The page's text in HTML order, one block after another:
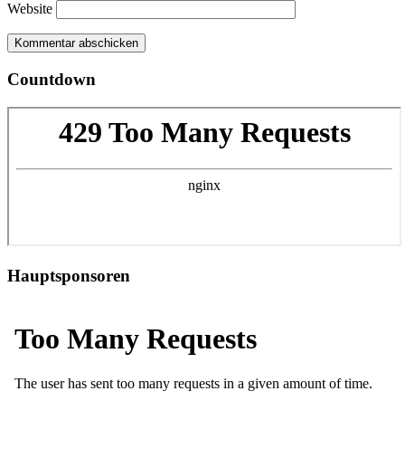
Website
Countdown
Hauptsponsoren